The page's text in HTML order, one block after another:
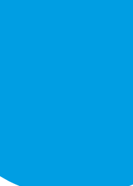
Beratung,
und